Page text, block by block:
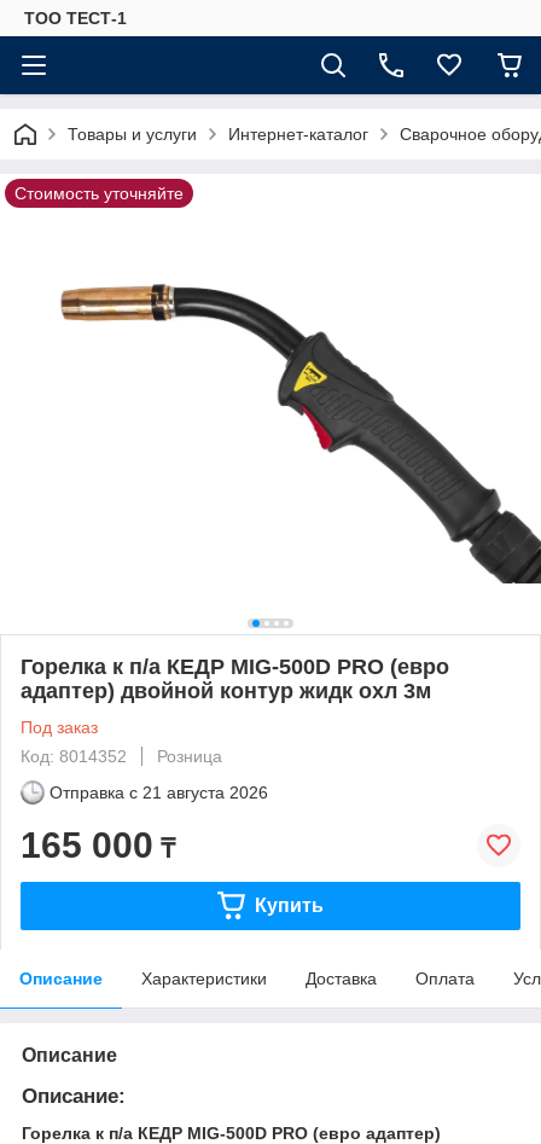
ТОО ТЕСТ-1
Товары и услуги Интернет-каталог Сварочное
Стоимость уточняйте
Горелка к п/а КЕДР MIG-500D PRO (евро
адаптер) двойной контур жидк охл 3м
Под заказ
Код: 8014352
Розница
Отправка с 21 августа 2026
165 000 ₸
Купить
Описание Характеристики Доставка Оплата
Описание
Описание:
Горелка к п/а КЕДР MIG-500D PRO (евро адаптер)